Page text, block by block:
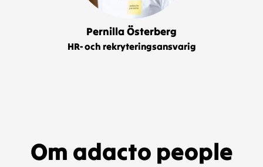
Pernilla Österberg
HR- och rekryteringsansvarig
Om adacto people